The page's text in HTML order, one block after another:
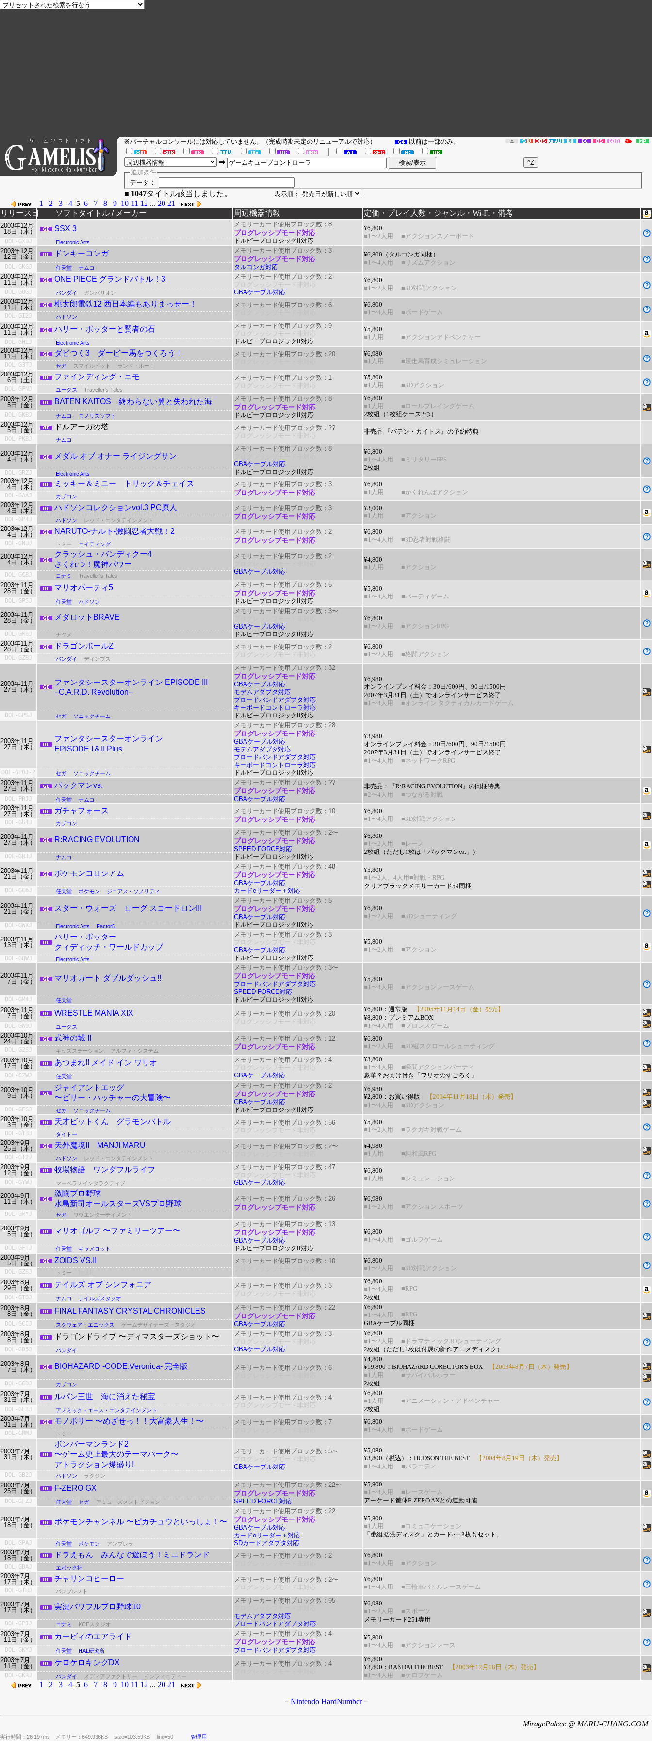
※バーチャルコンソールには対応していません。（完成時期未定のリニューアルで対応） 以前は一部のみ。
➡
追加条件
データ ：
■ 1047タイトル該当しました。 表示順：
1 2 3 4 5 6 7 8 9 10 11 12 ... 20 21
リリース日
ソフトタイトル / メーカー 周辺機器情報 定価・プレイ人数・ジャンル・Wi-Fi・備考
2003年12月
18日（木）
SSX 3
メモリーカード使用ブロック数：8
プログレッシブモード対応
ドルビープロロジックII対応
¥6,800
■1〜2人用
■アクションスノーボード
DOL-GXBJ Electronic Arts
2003年12月
12日（金）
ドンキーコンガ メモリーカード使用ブロック数：3
プログレッシブモード対応
タルコンガ対応
¥6,800（タルコンガ同梱）
■1〜4人用
■リズムアクション
DOL-GKGJ 任天堂 ナムコ
2003年12月
11日（木）
ONE PIECE グランドバトル！3
メモリーカード使用ブロック数：2
プログレッシブモード非対応
GBAケーブル対応
¥6,800
■1〜2人用
■3D対戦アクション
DOL-GOGJ バンダイ ガンバリオン
2003年12月
11日（木）
桃太郎電鉄12 西日本編もありまっせー！
メモリーカード使用ブロック数：6
¥6,800
■1〜4人用
■ボードゲーム
DOL-GI2J ハドソン
2003年12月
11日（木）
ハリー・ポッターと賢者の石
メモリーカード使用ブロック数：9
プログレッシブモード非対応
ドルビープロロジックII対応
¥5,800
■1人用
■アクションアドベンチャー
DOL-GHLJ Electronic Arts
2003年12月
11日（木）
ダビつく3 ダービー馬をつくろう！
メモリーカード使用ブロック数：20
¥6,980
■1人用
■競走馬育成シミュレーション
DOL-G3TJ セガ スマイルビット ランド・ホー！
2003年12月
6日（土）
ファインディング・ニモ
メモリーカード使用ブロック数：1
プログレッシブモード非対応
¥5,800
■1人用
■3Dアクション
DOL-GFNJ ユークス Traveller's Tales
2003年12月
5日（金）
BATEN KAITOS 終わらない翼と失われた海 メモリーカード使用ブロック数：8
プログレッシブモード対応
ドルビープロロジックII対応
¥6,800
■1人用
■ロールプレイングゲーム
2枚組（1枚組ケース2つ）
DOL-GKBJ ナムコ モノリスソフト
2003年12月
5日（金）
ドルアーガの塔
メモリーカード使用ブロック数：??
プログレッシブモード非対応
非売品 『バテン・カイトス』の予約特典
DOL-PKBJ
ナムコ
2003年12月
4日（木）
メダル オブ オナー ライジングサン
メモリーカード使用ブロック数：8
GBAケーブル対応
ドルビープロロジックII対応
¥6,800
■1〜4人用
■ミリタリーFPS
2枚組
DOL-GRZJ Electronic Arts
2003年12月
4日（木）
ミッキー＆ミニー トリック＆チェイス メモリーカード使用ブロック数：3
プログレッシブモード対応
¥6,800
■1人用
■かくれんぼアクション
DOL-GAAJ カプコン
2003年12月
4日（木）
ハドソンコレクションvol.3 PC原人 メモリーカード使用ブロック数：3
プログレッシブモード対応
¥3,000
■1人用
■アクション
DOL-GP4J ハドソン レッド・エンタテインメント
2003年12月
4日（木）
NARUTO-ナルト-激闘忍者大戦！2 メモリーカード使用ブロック数：2
プログレッシブモード対応
¥6,800
■1〜4人用
■3D忍者対戦格闘
DOL-GNUJ トミー エイティング
2003年12月
4日（木）
クラッシュ・バンディクー4
さくれつ！魔神パワー
メモリーカード使用ブロック数：2
GBAケーブル対応
¥4,800
■1人用
■アクション
DOL-GCBJ
コナミ Traveller's Tales
2003年11月
28日（金）
マリオパーティ5 メモリーカード使用ブロック数：5
プログレッシブモード対応
ドルビープロロジックII対応
¥5,800
■1〜4人用
■パーティゲーム
DOL-GP5J 任天堂 ハドソン
2003年11月
28日（金）
メダロットBRAVE
メモリーカード使用ブロック数：3〜
GBAケーブル対応
ドルビープロロジックII対応
¥6,800
■1〜2人用
■アクションRPG
DOL-GM6J
ナツメ
2003年11月
28日（金）
ドラゴンボールZ
メモリーカード使用ブロック数：2
プログレッシブモード非対応
¥6,800
■1〜2人用
■格闘アクション
DOL-GZBJ バンダイ ディンプス
2003年11月
27日（木）
ファンタシースターオンライン EPISODE III
−C.A.R.D. Revolution−
メモリーカード使用ブロック数：32
プログレッシブモード対応
GBAケーブル対応
モデムアダプタ対応
ブロードバンドアダプタ対応
キーボードコントローラ対応
ドルビープロロジックII対応
¥6,980
オンラインプレイ料金：30日/600円、90日/1500円
2007年3月31日（土）でオンラインサービス終了
■1〜4人用
■オンライン タクティカルカードゲーム
DOL-GPSJ
セガ ソニックチーム
2003年11月
27日（木）
ファンタシースターオンライン
EPISODE I＆II Plus
メモリーカード使用ブロック数：28
プログレッシブモード対応
GBAケーブル対応
モデムアダプタ対応
ブロードバンドアダプタ対応
キーボードコントローラ対応
ドルビープロロジックII対応
¥3,980
オンラインプレイ料金：30日/600円、90日/1500円
2007年3月31日（土）でオンラインサービス終了
■1〜4人用
■ネットワークRPG
DOL-GPOJ-2
セガ ソニックチーム
2003年11月
27日（木）
パックマンvs. メモリーカード使用ブロック数：??
プログレッシブモード対応
GBAケーブル対応
非売品：『R:RACING EVOLUTION』の同梱特典
■2〜4人用
■つながる対戦
DOL-PRJJ 任天堂 ナムコ
2003年11月
27日（木）
ガチャフォース メモリーカード使用ブロック数：10
プログレッシブモード対応
¥6,800
■1〜4人用
■3D対戦アクション
DOL-GG4J カプコン
2003年11月
27日（木）
R:RACING EVOLUTION
メモリーカード使用ブロック数：2〜
プログレッシブモード対応
SPEED FORCE対応
ドルビープロロジックII対応
¥6,800
■1〜2人用
■レース
2枚組（ただし1枚は「パックマンvs.」）
DOL-GRJJ ナムコ
2003年11月
21日（金）
ポケモンコロシアム
メモリーカード使用ブロック数：48
プログレッシブモード対応
GBAケーブル対応
カードeリーダー＋対応
¥5,800
■1〜2人、4人用 ■対戦・RPG
クリアブラックメモリーカード59同梱
DOL-GC6J 任天堂 ポケモン ジニアス・ソノリティ
2003年11月
21日（金）
スター・ウォーズ ローグ スコードロンIII
メモリーカード使用ブロック数：5
プログレッシブモード対応
GBAケーブル対応
ドルビープロロジックII対応
¥6,800
■1〜2人用
■3Dシューティング
DOL-GWXJ
Electronic Arts Factor5
2003年11月
13日（木）
ハリー・ポッター
クィディッチ・ワールドカップ
メモリーカード使用ブロック数：3
プログレッシブモード非対応
GBAケーブル対応
ドルビープロロジックII対応
¥5,800
■1〜2人用
■アクション
DOL-GQWJ
Electronic Arts
2003年11月
7日（金）
マリオカート ダブルダッシュ!!
メモリーカード使用ブロック数：3〜
プログレッシブモード対応
ブロードバンドアダプタ対応
SPEED FORCE対応
ドルビープロロジックII対応
¥5,800
■1〜4人用
■アクションレースゲーム
DOL-GM4J
任天堂
2003年11月
7日（金）
WRESTLE MANIA XIX
メモリーカード使用ブロック数：20
プログレッシブモード非対応
¥6,800：通常版 【2005年11月14日（金）発売】
¥8,800：プレミアムBOX
■1〜4人用
■プロレスゲーム
DOL-GW9J ユークス
2003年10月
24日（金）
式神の城 II メモリーカード使用ブロック数：12
プログレッシブモード対応
¥6,800
■1〜2人用
■3D縦スクロールシューティング
DOL-G2SJ キッズステーション アルファ・システム
2003年10月
17日（金）
あつまれ!! メイド イン ワリオ
メモリーカード使用ブロック数：4
プログレッシブモード非対応
GBAケーブル対応
¥3,800
■1〜4人用
■瞬間アクションパーティ
豪華？おまけ付き「ワリオのすごろく」
DOL-GZWJ 任天堂
2003年10月
9日（木）
ジャイアントエッグ
〜ビリー・ハッチャーの大冒険〜
メモリーカード使用ブロック数：2
プログレッシブモード対応
GBAケーブル対応
ドルビープロロジックII対応
¥6,980
¥2,800： お買い得版 【2004年11月18日（木）発売】
■1〜4人用
■3Dアクション
DOL-GEGJ セガ ソニックチーム
2003年10月
3日（金）
天才ビットくん グラモンバトル
メモリーカード使用ブロック数：56
プログレッシブモード非対応
¥5,800
■1〜2人用
■ラクガキ対戦ゲーム
DOL-GTBJ タイトー
2003年9月
25日（木）
天外魔境II MANJI MARU
メモリーカード使用ブロック数：2〜
¥4,980
■1人用
■純和風RPG
DOL-GT2J ハドソン レッド・エンタテインメント
2003年9月
12日（金）
牧場物語 ワンダフルライフ
メモリーカード使用ブロック数：47
プログレッシブモード非対応
GBAケーブル対応
¥6,800
■1人用
■シミュレーション
DOL-GYWJ マーベラスインタラクティブ
2003年9月
11日（木）
激闘プロ野球
水島新司オールスターズVSプロ野球
メモリーカード使用ブロック数：26
プログレッシブモード対応
¥6,980
■1〜2人用
■アクション スポーツ
DOL-GMYJ
セガ ワウエンターテイメント
2003年9月
5日（金）
マリオゴルフ 〜ファミリーツアー〜
メモリーカード使用ブロック数：13
プログレッシブモード対応
GBAケーブル対応
ドルビープロロジックII対応
¥6,800
■1〜4人用
■ゴルフゲーム
DOL-GFTJ
任天堂 キャメロット
2003年9月
5日（金）
ZOIDS VS.II
メモリーカード使用ブロック数：10
¥6,800
■1〜2人用
■3D対戦アクション
DOL-GZSJ トミー
2003年8月
29日（金）
テイルズ オブ シンフォニア
メモリーカード使用ブロック数：3
プログレッシブモード非対応
¥6,800
■1〜4人用
■RPG
2枚組
DOL-GTOJ ナムコ テイルズスタジオ
2003年8月
8日（金）
FINAL FANTASY CRYSTAL CHRONICLES メモリーカード使用ブロック数：22
プログレッシブモード対応
GBAケーブル対応
¥6,800
■1〜4人用
■RPG
GBAケーブル同梱
DOL-GCCJ スクウェア・エニックス ゲームデザイナーズ・スタジオ
2003年8月
8日（金）
ドラゴンドライブ 〜ディマスターズショット〜
メモリーカード使用ブロック数：3
プログレッシブモード非対応
GBAケーブル対応
¥6,800
■1〜2人用
■ドラマティック3Dシューティング
2枚組（ただし1枚は付属の新作アニメディスク）
DOL-GD5J バンダイ
2003年8月
7日（木）
BIOHAZARD -CODE:Veronica- 完全版
メモリーカード使用ブロック数：6
¥4,800
¥19,800： BIOHAZARD CORECTOR'S BOX 【2003年8月7日（木）発売】
■1人用
■サバイバルホラー
2枚組
DOL-GCDJ カプコン
2003年7月
31日（木）
ルパン三世 海に消えた秘宝
メモリーカード使用ブロック数：4
プログレッシブモード非対応
¥6,800
■1人用
■アニメーション・アドベンチャー
2枚組
DOL-GL3J アスミック・エース・エンタテインメント
2003年7月
31日（木）
モノポリー 〜めざせっ！！大富豪人生！〜
メモリーカード使用ブロック数：7
¥6,800
■1〜4人用
■ボードゲーム
DOL-GRMJ トミー
2003年7月
31日（木）
ボンバーマンランド2
〜ゲーム史上最大のテーマパーク〜
アトラクション爆盛り!
メモリーカード使用ブロック数：5〜
プログレッシブモード非対応
GBAケーブル対応
¥5,980
¥3,800（税込）： HUDSON THE BEST 【2004年8月19日（木）発売】
■1〜4人用
■バラエティ
DOL-GB2J
ハドソン ラクジン
2003年7月
25日（金）
F-ZERO GX メモリーカード使用ブロック数：22〜
プログレッシブモード対応
SPEED FORCE対応
¥5,800
■1〜4人用
■レースゲーム
アーケード筐体F-ZERO AXとの連動可能
DOL-GFZJ 任天堂 セガ アミューズメントビジョン
2003年7月
18日（金）
ポケモンチャンネル 〜ピカチュウといっしょ！〜
メモリーカード使用ブロック数：22
プログレッシブモード対応
GBAケーブル対応
カードeリーダー＋対応
SDカードアダプタ対応
¥5,800
■1人用
■コミュニケーション
「番組拡張ディスク」とカードe＋3枚もセット。
DOL-GPAJ
任天堂 ポケモン アンブレラ
2003年7月
18日（金）
ドラえもん みんなで遊ぼう！ミニドランド
メモリーカード使用ブロック数：2
¥6,800
■1〜4人用
■アクション
DOL-GDAJ エポック社
2003年7月
17日（木）
チャリンコヒーロー
メモリーカード使用ブロック数：2〜
プログレッシブモード非対応
¥6,800
■1〜4人用
■三輪車バトルレースゲーム
DOL-GTHJ バンプレスト
2003年7月
17日（木）
実況パワフルプロ野球10
メモリーカード使用ブロック数：95
モデムアダプタ対応
ブロードバンドアダプタ対応
¥6,980
■1〜2人用
■スポーツ
メモリーカード251専用
DOL-GPJJ コナミ KCEスタジオ
2003年7月
11日（金）
カービィのエアライド メモリーカード使用ブロック数：4
プログレッシブモード対応
ブロードバンドアダプタ対応
¥5,800
■1〜4人用
■アクションレース
DOL-GKYJ 任天堂 HAL研究所
2003年7月
11日（金）
ケロケロキングDX
メモリーカード使用ブロック数：4
¥6,800
¥3,800： BANDAI THE BEST 【2003年12月18日（木）発売】
■1〜4人用
■ケロフゲーム
DOL-GKRJ バンダイ メディアファクトリー インフィニティー
1 2 3 4 5 6 7 8 9 10 11 12 ... 20 21
－ Nintendo HardNumber－
MiragePalece @ MARU-CHANG.COM
実行時間：26.197ms メモリー：649.936KB size=103.59KB line=50 管理用